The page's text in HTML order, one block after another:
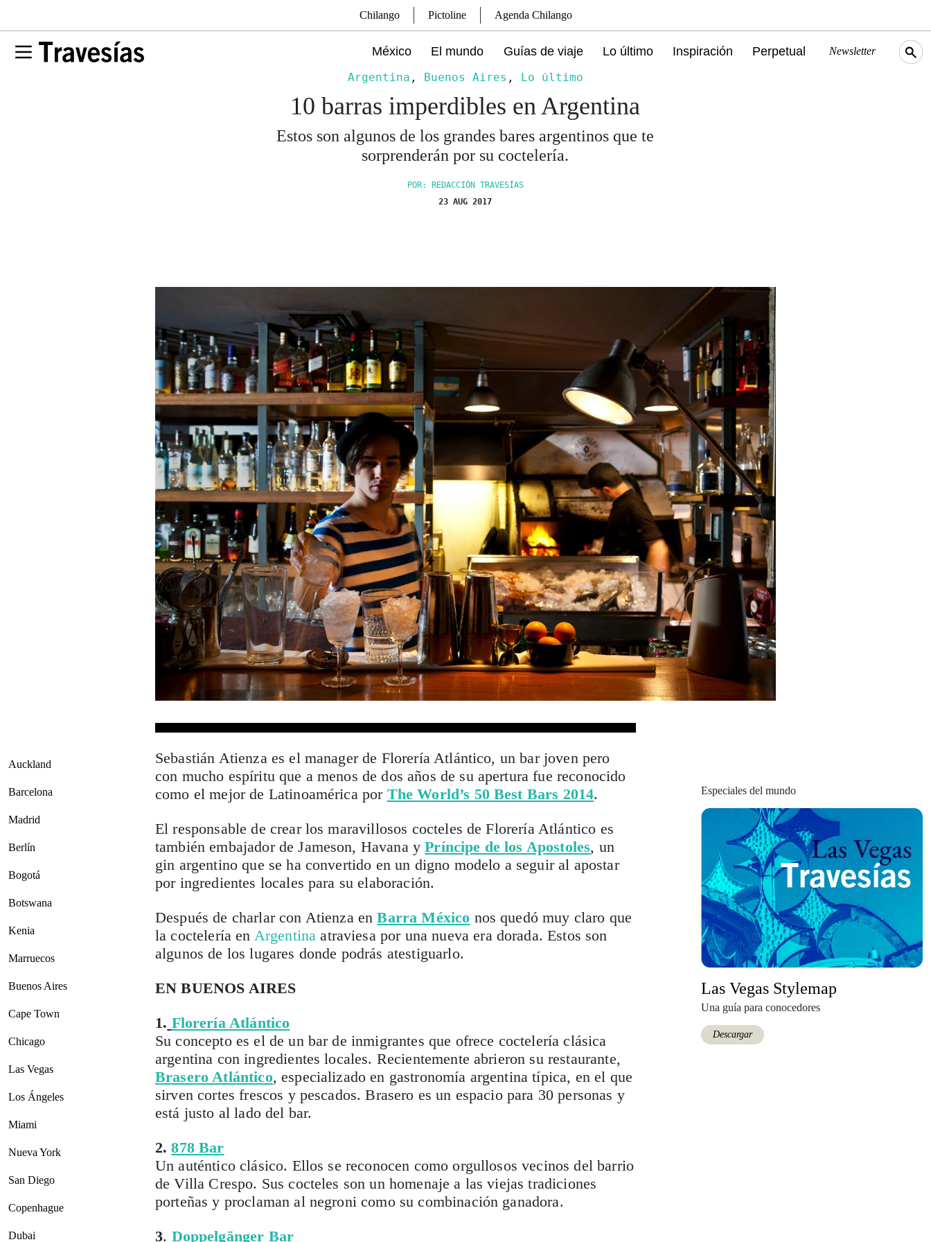
Chilango Pictoline Agenda Chilango
México El mundo Guías de viaje Lo último Inspiración Perpetual Newsletter
Argentina , Buenos Aires , Lo último
10 barras imperdibles en Argentina
Estos son algunos de los grandes bares argentinos que te
sorprenderán por su coctelería.
POR: REDACCIÓN TRAVESÍAS
23 AUG 2017
Auckland
Barcelona
Madrid
Berlín
Bogotá
Botswana
Kenia
Marruecos
Buenos Aires
Cape Town
Chicago
Las Vegas
Los Ángeles
Miami
Nueva York
San Diego
Copenhague
Dubai
Sebastián Atienza es el manager de Florería Atlántico, un bar joven pero
con mucho espíritu que a menos de dos años de su apertura fue reconocido
como el mejor de Latinoamérica por The World’s 50 Best Bars 2014.
El responsable de crear los maravillosos cocteles de Florería Atlántico es
también embajador de Jameson, Havana yPríncipe de los Apostoles, un
gin argentino que se ha convertido en un digno modelo a seguir al apostar
por ingredientes locales para su elaboración.
Después de charlar con Atienza enBarra México nos quedó muy claro que
la coctelería en Argentina atraviesa por una nueva era dorada. Estos son
algunos de los lugares donde podrás atestiguarlo.
EN BUENOS AIRES
1. Florería Atlántico
Su concepto es el de un bar de inmigrantes que ofrece coctelería clásica
argentina con ingredientes locales. Recientemente abrieron su restaurante,
Brasero Atlántico, especializado en gastronomía argentina típica, en el que
sirven cortes frescos y pescados. Brasero es un espacio para 30 personas y
está justo al lado del bar.
2.878 Bar
Un auténtico clásico. Ellos se reconocen como orgullosos vecinos del barrio
de Villa Crespo. Sus cocteles son un homenaje a las viejas tradiciones
porteñas y proclaman al negroni como su combinación ganadora.
3. Doppelgänger Bar
Especiales del mundo
Las Vegas Stylemap
Una guía para conocedores
Descargar